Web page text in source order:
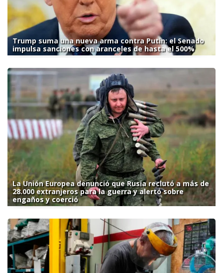
Trump suma una nueva arma contra Putin: el Senado
impulsa sanciones con aranceles de hasta el 500%
La Unión Europea denunció que Rusia reclutó a más de
28.000 extranjeros para la guerra y alertó sobre
engaños y coerció